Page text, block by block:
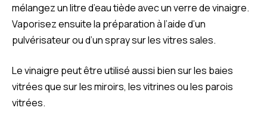
mélangez un litre d’eau tiède avec un verre de vinaigre.
Vaporisez ensuite la préparation à l’aide d’un
pulvérisateur ou d’un spray sur les vitres sales.
Le vinaigre peut être utilisé aussi bien sur les baies
vitrées que sur les miroirs, les vitrines ou les parois
vitrées.